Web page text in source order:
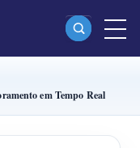
em Tempo Real